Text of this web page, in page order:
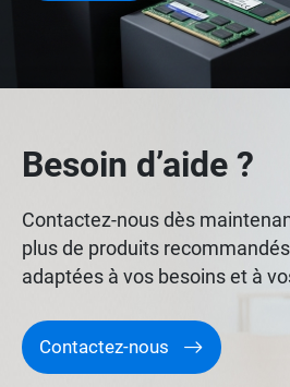
Besoin d’aide ?
Contactez-nous dès
plus de produits
adaptées à vos besoins et à
Contactez-nous